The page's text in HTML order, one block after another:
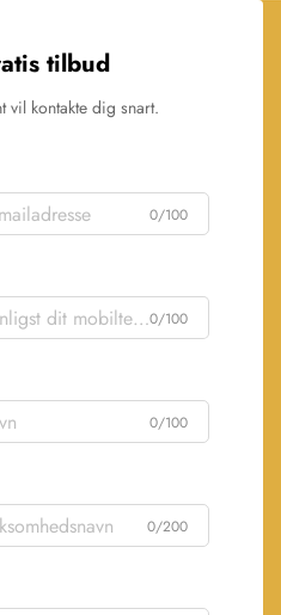
tilbud
vil kontakte dig snart.
0/100
0/100
0/100
0/200